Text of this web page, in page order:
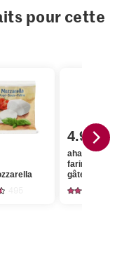
pour cette
du 6.8 au 12.8.2026, jusqu’à
4.90
aha! Mélange
farines pour pain,
gâteaux &
produits de
boulangerie